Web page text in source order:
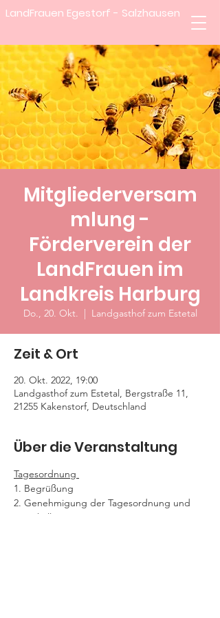
LandFrauen Egestorf - Salzhausen
Mitgliederversam
mlung -
Förderverein der
LandFrauen im
Landkreis Harburg
Do., 20. Okt.
  |
Landgasthof zum Estetal
Zeit & Ort
20. Okt. 2022, 19:00
Landgasthof zum Estetal, Bergstraße 11,
21255 Kakenstorf, Deutschland
Über die Veranstaltung
Tagesordnung
1. Begrüßung
2. Genehmigung der Tagesordnung und
Protokoll v. 22.05.2019